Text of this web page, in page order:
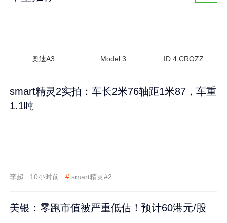
奥迪A3 Model 3 ID.4 CROZZ
smart精灵2实拍：车长2米76轴距1米87，车重
1.1吨
李超 10小时前 # smart精灵#2
美银：零跑市值被严重低估！预计60港元/股